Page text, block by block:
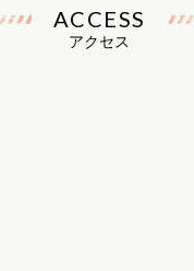
ACCESS
アクセス